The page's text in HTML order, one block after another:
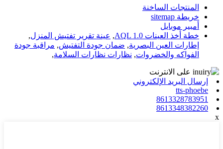
المنتجات الساخنة
خريطة sitemap
أمبير موبايل
خطة أخذ العينات AQL 1.0
, عينة تقرير تفتيش المنزل,
إطارات العين البصرية, ضمان جودة التفتيش, مراقبة جودة
الفواكه والخضروات, نظارات نظارات السلامة,
إرسال البريد الإلكتروني
tts-phoebe
8613328783951
8613348382260
x